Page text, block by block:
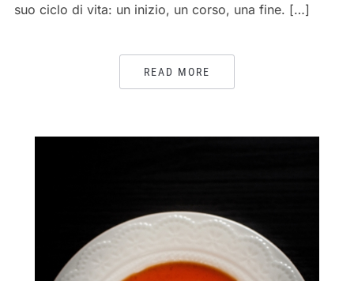
suo ciclo di vita: un inizio, un corso, una fine. […]
READ MORE